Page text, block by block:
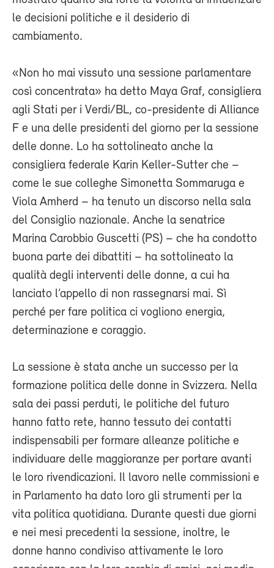
le decisioni politiche e il desiderio di
cambiamento.
«Non ho mai vissuto una sessione parlamentare
così concentrata» ha detto Maya Graf, consigliera
agli Stati per i Verdi/BL, co-presidente di Alliance
F e una delle presidenti del giorno per la sessione
delle donne. Lo ha sottolineato anche la
consigliera federale Karin Keller-Sutter che –
come le sue colleghe Simonetta Sommaruga e
Viola Amherd – ha tenuto un discorso nella sala
del Consiglio nazionale. Anche la senatrice
Marina Carobbio Guscetti (PS) – che ha condotto
buona parte dei dibattiti – ha sottolineato la
qualità degli interventi delle donne, a cui ha
lanciato l’appello di non rassegnarsi mai. Sì
perché per fare politica ci vogliono energia,
determinazione e coraggio.
La sessione è stata anche un successo per la
formazione politica delle donne in Svizzera. Nella
sala dei passi perduti, le politiche del futuro
hanno fatto rete, hanno tessuto dei contatti
indispensabili per formare alleanze politiche e
individuare delle maggioranze per portare avanti
le loro rivendicazioni. Il lavoro nelle commissioni e
in Parlamento ha dato loro gli strumenti per la
vita politica quotidiana. Durante questi due giorni
e nei mesi precedenti la sessione, inoltre, le
donne hanno condiviso attivamente le loro